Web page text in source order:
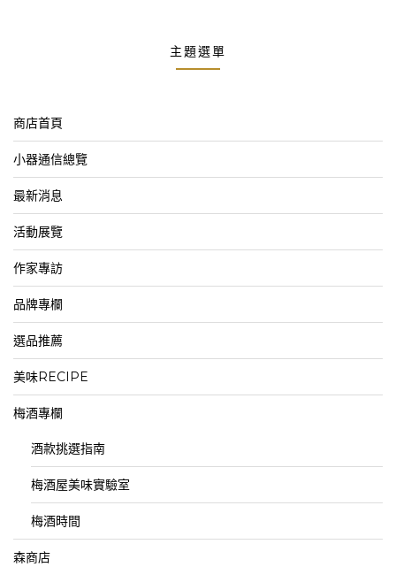
主題選單
商店首頁
小器通信總覽
最新消息
活動展覽
作家專訪
品牌專欄
選品推薦
美味RECIPE
梅酒專欄
酒款挑選指南
梅酒屋美味實驗室
梅酒時間
森商店